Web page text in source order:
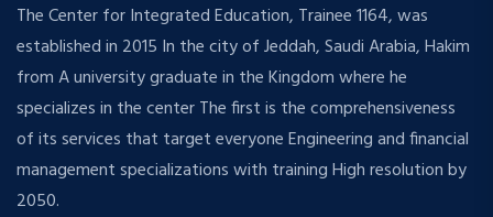
The Center for Integrated Education, Trainee 1164, was
established in 2015 In the city of Jeddah, Saudi Arabia, Hakim
from A university graduate in the Kingdom where he
specializes in the center The first is the comprehensiveness
of its services that target everyone Engineering and financial
management specializations with training High resolution by
2050.